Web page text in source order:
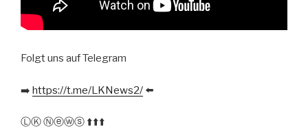
Folgt uns auf Telegram
➡️ https://t.me/LKNews2/ ⬅️
ⓁⓀ Ⓝⓔⓦⓢ ⬆️⬆️⬆️